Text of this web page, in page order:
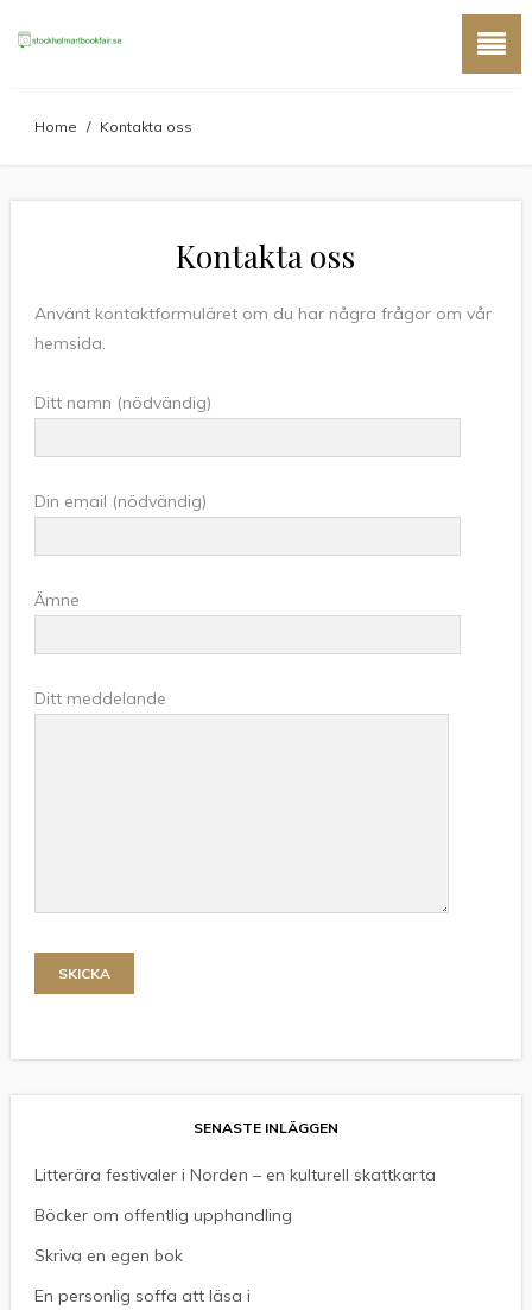
Home / Kontakta oss
Kontakta oss
Använt kontaktformuläret om du har några frågor om vår
hemsida.
Ditt namn (nödvändig)
Din email (nödvändig)
Ämne
Ditt meddelande
SENASTE INLÄGGEN
Litterära festivaler i Norden – en kulturell skattkarta
Böcker om offentlig upphandling
Skriva en egen bok
En personlig soffa att läsa i